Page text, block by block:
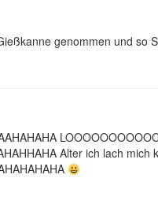
genommen und so
Alter ich lach